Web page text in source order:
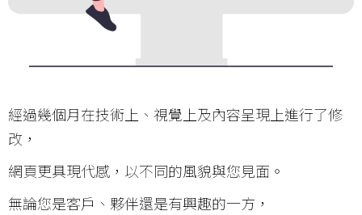
經過幾個月在技術上、視覺上及內容呈現上進行了修
改，
網頁更具現代感，以不同的風貌與您見面。
無論您是客戶、夥伴還是有興趣的一方，